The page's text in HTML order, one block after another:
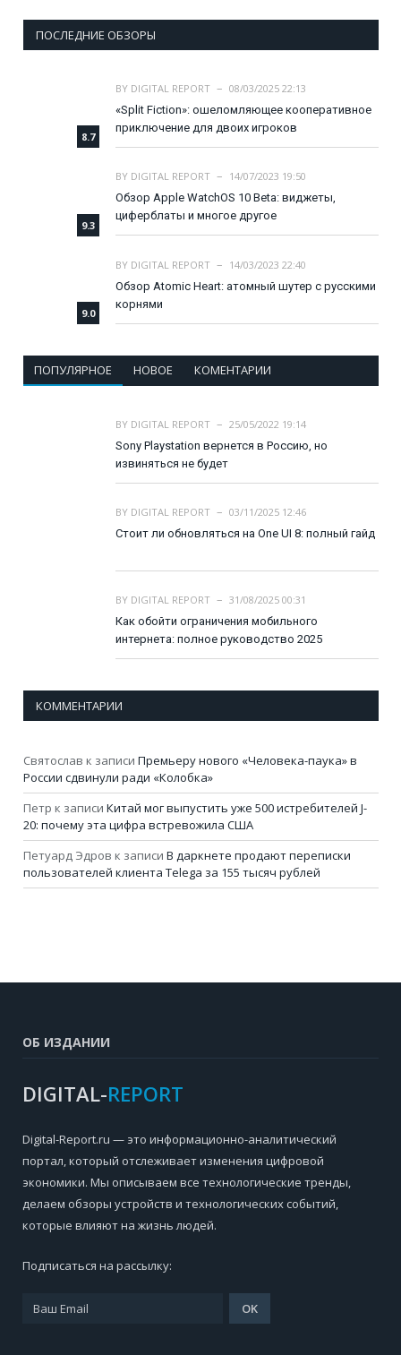
ПОСЛЕДНИЕ ОБЗОРЫ
8.7
BY DIGITAL REPORT
08/03/2025 22:13
«Split Fiction»: ошеломляющее кооперативное
приключение для двоих игроков
9.3
BY DIGITAL REPORT
14/07/2023 19:50
Обзор Apple WatchOS 10 Beta: виджеты,
циферблаты и многое другое
9.0
BY DIGITAL REPORT
14/03/2023 22:40
Обзор Atomic Heart: атомный шутер с русскими
корнями
ПОПУЛЯРНОЕ НОВОЕ КОМЕНТАРИИ
BY DIGITAL REPORT
25/05/2022 19:14
Sony Playstation вернется в Россию, но
извиняться не будет
BY DIGITAL REPORT
03/11/2025 12:46
Стоит ли обновляться на One UI 8: полный гайд
BY DIGITAL REPORT
31/08/2025 00:31
Как обойти ограничения мобильного
интернета: полное руководство 2025
КОММЕНТАРИИ
Святослав к записи Премьеру нового «Человека-паука» в
России сдвинули ради «Колобка»
Петр к записи Китай мог выпустить уже 500 истребителей J-
20: почему эта цифра встревожила США
Петуард Эдров к записи В даркнете продают переписки
пользователей клиента Telega за 155 тысяч рублей
ОБ ИЗДАНИИ
DIGITAL-REPORT
Digital-Report.ru — это информационно-аналитический
портал, который отслеживает изменения цифровой
экономики. Мы описываем все технологические тренды,
делаем обзоры устройств и технологических событий,
которые влияют на жизнь людей.
Подписаться на рассылку: